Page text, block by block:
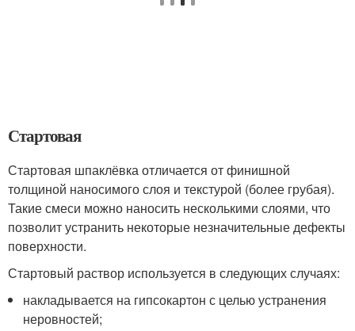
Стартовая
Стартовая шпаклёвка отличается от финишной
толщиной наносимого слоя и текстурой (более грубая).
Такие смеси можно наносить несколькими слоями, что
позволит устранить некоторые незначительные дефекты
поверхности.
Стартовый раствор используется в следующих случаях:
накладывается на гипсокартон с целью устранения
неровностей;